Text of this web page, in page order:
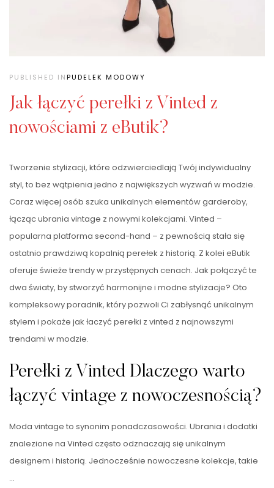
PUBLISHED INPUDELEK MODOWY
Jak łączyć perełki z Vinted z
nowościami z eButik?
Tworzenie stylizacji, które odzwierciedlają Twój indywidualny
styl, to bez wątpienia jedno z największych wyzwań w modzie.
Coraz więcej osób szuka unikalnych elementów garderoby,
łącząc ubrania vintage z nowymi kolekcjami. Vinted –
popularna platforma second-hand – z pewnością stała się
ostatnio prawdziwą kopalnią perełek z historią. Z kolei eButik
oferuje świeże trendy w przystępnych cenach. Jak połączyć te
dwa światy, by stworzyć harmonijne i modne stylizacje? Oto
kompleksowy poradnik, który pozwoli Ci zabłysnąć unikalnym
stylem i pokaże jak łaczyć perełki z vinted z najnowszymi
trendami w modzie.
Perełki z Vinted Dlaczego warto
łączyć vintage z nowoczesnością?
Moda vintage to synonim ponadczasowości. Ubrania i dodatki
znalezione na Vinted często odznaczają się unikalnym
designem i historią. Jednocześnie nowoczesne kolekcje, takie
…